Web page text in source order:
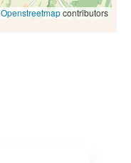
Openstreetmapcontributors